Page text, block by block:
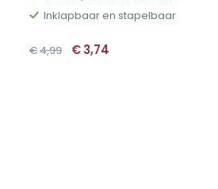
Inklapbaar en stapelbaar
€4,99 Oorspronkelijke
prijs
€3,74